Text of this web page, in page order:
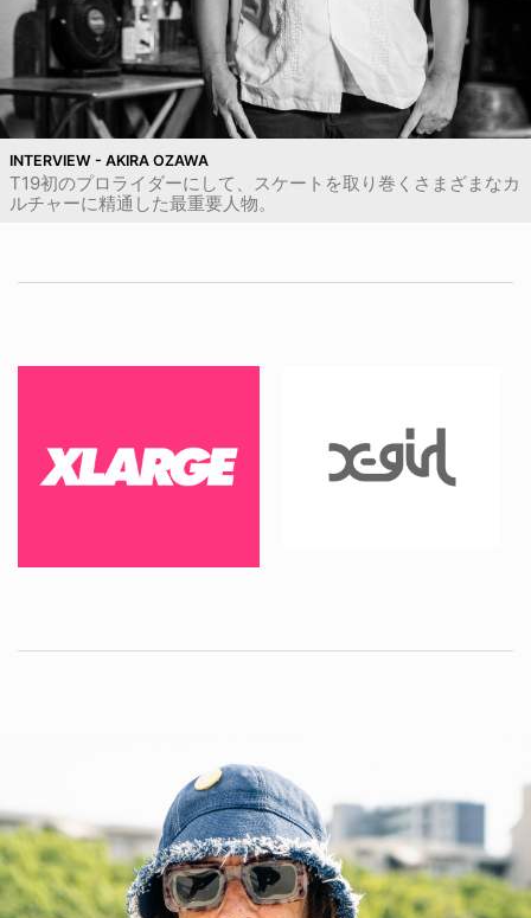
INTERVIEW - AKIRA OZAWA
T19初のプロライダーにして、スケートを取り巻くさまざまなカ
ルチャーに精通した最重要人物。